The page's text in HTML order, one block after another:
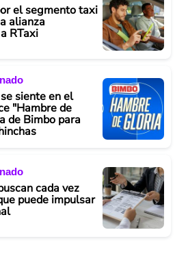
el segmento taxi
alianza
RTaxi
siente en el
"Hambre de
de Bimbo para
cada vez
puede impulsar